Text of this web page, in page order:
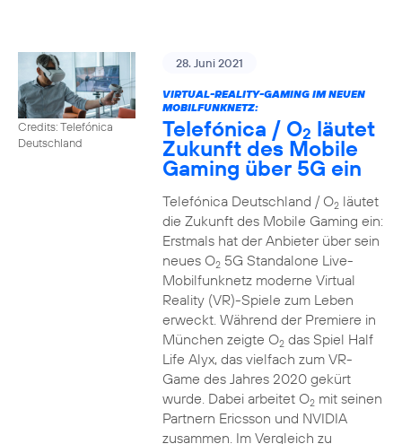
Credits: Telefónica
Deutschland
28. Juni 2021
VIRTUAL-REALITY-GAMING IM NEUEN
MOBILFUNKNETZ:
Telefónica / O2 läutet
Zukunft des Mobile
Gaming über 5G ein
Telefónica Deutschland / O2läutet
die Zukunft des Mobile Gaming ein:
Erstmals hat der Anbieter über sein
neues O25G Standalone Live-
Mobilfunknetz moderne Virtual
Reality (VR)-Spiele zum Leben
erweckt. Während der Premiere in
München zeigte O2das Spiel Half
Life Alyx, das vielfach zum VR-
Game des Jahres 2020 gekürt
wurde. Dabei arbeitet O2mit seinen
Partnern Ericsson und NVIDIA
zusammen. Im Vergleich zu